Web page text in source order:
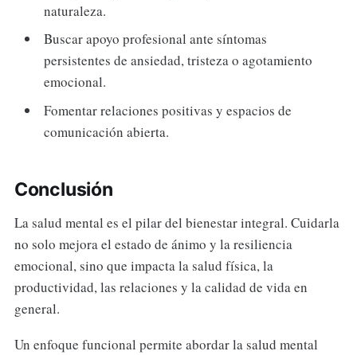
naturaleza.
Buscar apoyo profesional ante síntomas
persistentes de ansiedad, tristeza o agotamiento
emocional.
Fomentar relaciones positivas y espacios de
comunicación abierta.
Conclusión
La salud mental es el pilar del bienestar integral. Cuidarla
no solo mejora el estado de ánimo y la resiliencia
emocional, sino que impacta la salud física, la
productividad, las relaciones y la calidad de vida en
general.
Un enfoque funcional permite abordar la salud mental